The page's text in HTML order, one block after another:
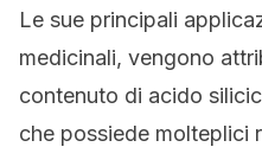
Le sue principali
medicinali, vengono
contenuto di acido
che possiede molteplici